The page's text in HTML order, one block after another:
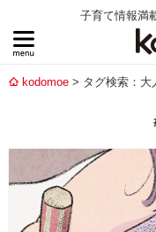
子育て情報満
kodomoe タグ検索：大